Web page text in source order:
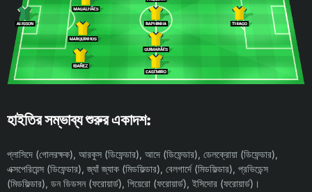
হাইতির সম্ভাব্য শুরুর একাদশ:
প্লাসিদে (গোলরক্ষক), আরকুস (ডিফেন্ডার), আদে (ডিফেন্ডার), ডেলক্রোয়া (ডিফেন্ডার),
এক্সপেরিয়েন্স (ডিফেন্ডার), জ্যাঁ জ্যাক (মিডফিল্ডার), বেলগার্দে (মিডফিল্ডার), প্রভিডেন্স
(মিডফিল্ডার), ডন ডিডসন (ফরোয়ার্ড), পিয়েরো (ফরোয়ার্ড), ইসিদোর (ফরোয়ার্ড)।